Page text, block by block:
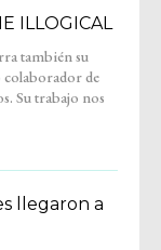
ILLOGICAL
llegaron a